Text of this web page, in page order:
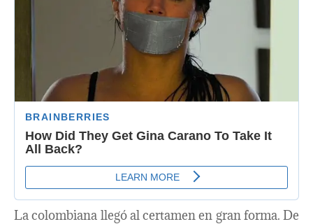
La colombiana llegó al certamen en gran forma. De